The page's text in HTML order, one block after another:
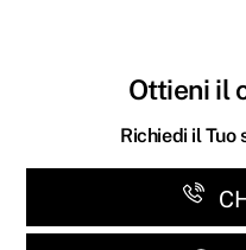
Ottieni il
Richiedi il